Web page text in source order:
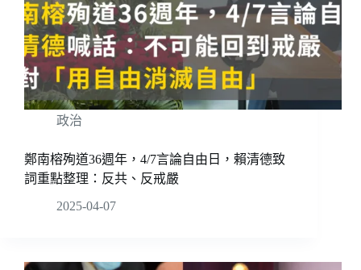
政治
鄭南榕殉道36週年，4/7言論自由日，賴清德致
詞重點整理：反共、反戒嚴
2025-04-07